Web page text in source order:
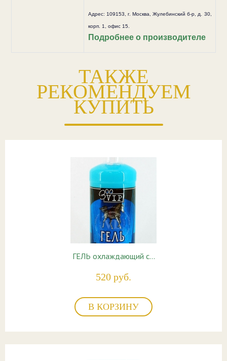
Адрес: 109153, г. Москва, Жулебинский б-р, д. 30,
корп. 1, офис 15.
Подробнее о производителе
ТАКЖЕ
РЕКОМЕНДУЕМ
КУПИТЬ
ГЕЛЬ охлаждающий с…
520 руб.
В КОРЗИНУ